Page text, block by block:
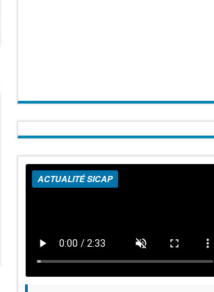
ACTUALITÉ SICAP